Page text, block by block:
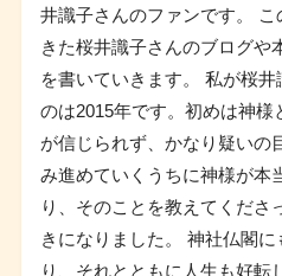
井識子さんのファンです。
きた桜井識子さんのブログや
を書いていきます。 私が桜
のは2015年です。初めは神
が信じられず、かなり疑いの
み進めていくうちに神様が本
り、そのことを教えてくださ
きになりました。 神社仏閣
り、それとともに人生も好転